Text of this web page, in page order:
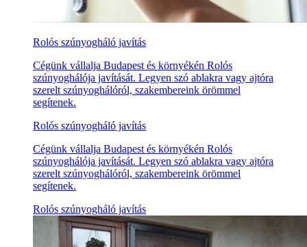
Rolós szúnyogháló javítás
Cégünk vállalja Budapest és környékén Rolós
szúnyoghálója javítását. Legyen szó ablakra vagy ajtóra
szerelt szúnyoghálóról, szakembereink örömmel
segítenek.
Rolós szúnyogháló javítás
Cégünk vállalja Budapest és környékén Rolós
szúnyoghálója javítását. Legyen szó ablakra vagy ajtóra
szerelt szúnyoghálóról, szakembereink örömmel
segítenek.
Rolós szúnyogháló javítás